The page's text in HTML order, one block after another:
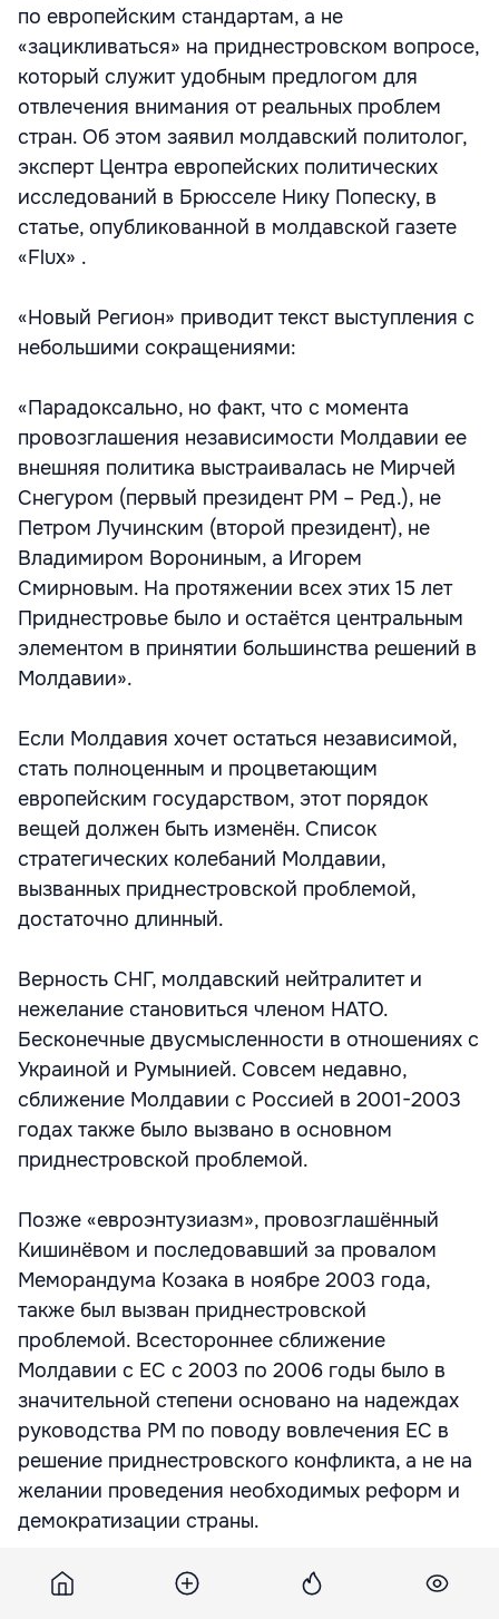
по европейским стандартам, а не
«зацикливаться» на приднестровском вопросе,
который служит удобным предлогом для
отвлечения внимания от реальных проблем
стран. Об этом заявил молдавский политолог,
эксперт Центра европейских политических
исследований в Брюсселе Нику Попеску, в
статье, опубликованной в молдавской газете
«Flux» .
«Новый Регион» приводит текст выступления с
небольшими сокращениями:
«Парадоксально, но факт, что с момента
провозглашения независимости Молдавии ее
внешняя политика выстраивалась не Мирчей
Снегуром (первый президент РМ – Ред.), не
Петром Лучинским (второй президент), не
Владимиром Ворониным, а Игорем
Смирновым. На протяжении всех этих 15 лет
Приднестровье было и остаётся центральным
элементом в принятии большинства решений в
Молдавии».
Если Молдавия хочет остаться независимой,
стать полноценным и процветающим
европейским государством, этот порядок
вещей должен быть изменён. Список
стратегических колебаний Молдавии,
вызванных приднестровской проблемой,
достаточно длинный.
Верность СНГ, молдавский нейтралитет и
нежелание становиться членом НАТО.
Бесконечные двусмысленности в отношениях с
Украиной и Румынией. Совсем недавно,
сближение Молдавии с Россией в 2001-2003
годах также было вызвано в основном
приднестровской проблемой.
Позже «евроэнтузиазм», провозглашённый
Кишинёвом и последовавший за провалом
Меморандума Козака в ноябре 2003 года,
также был вызван приднестровской
проблемой. Всестороннее сближение
Молдавии с ЕС с 2003 по 2006 годы было в
значительной степени основано на надеждах
руководства РМ по поводу вовлечения ЕС в
решение приднестровского конфликта, а не на
желании проведения необходимых реформ и
демократизации страны.
Напряжённость в отношениях с Россией в